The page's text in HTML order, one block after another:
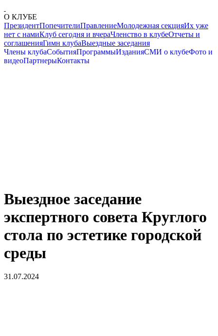
О КЛУБЕ
ПрезидентПопечителиПравлениеМолодежная секцияИх уже
нет с намиКлуб сегодня и вчераЧленство в клубеОтчеты и
соглашенияГимн клубаВыездные заседания
Члены клубаСобытияПрограммыИзданияСМИ о клубеФото и
видеоПартнерыКонтакты
Выездное заседание
экспертного совета Круглого
стола по эстетике городской
среды
31.07.2024